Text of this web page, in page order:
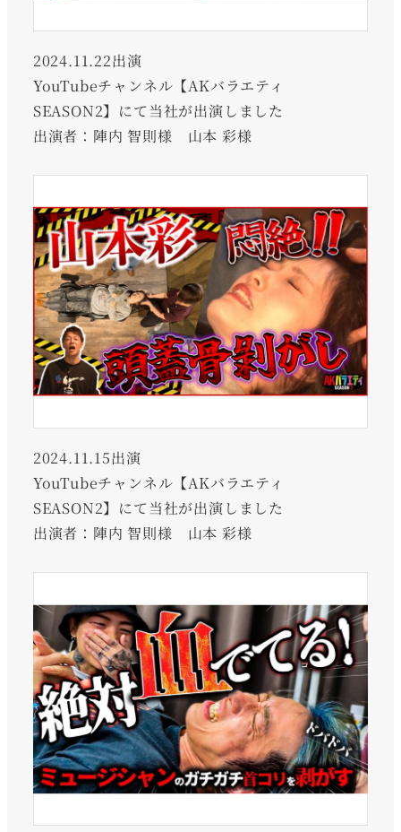
2024.11.22出演
YouTubeチャンネル【AKバラエティ
SEASON2】にて当社が出演しました
出演者：陣内 智則様 山本 彩様
2024.11.15出演
YouTubeチャンネル【AKバラエティ
SEASON2】にて当社が出演しました
出演者：陣内 智則様 山本 彩様